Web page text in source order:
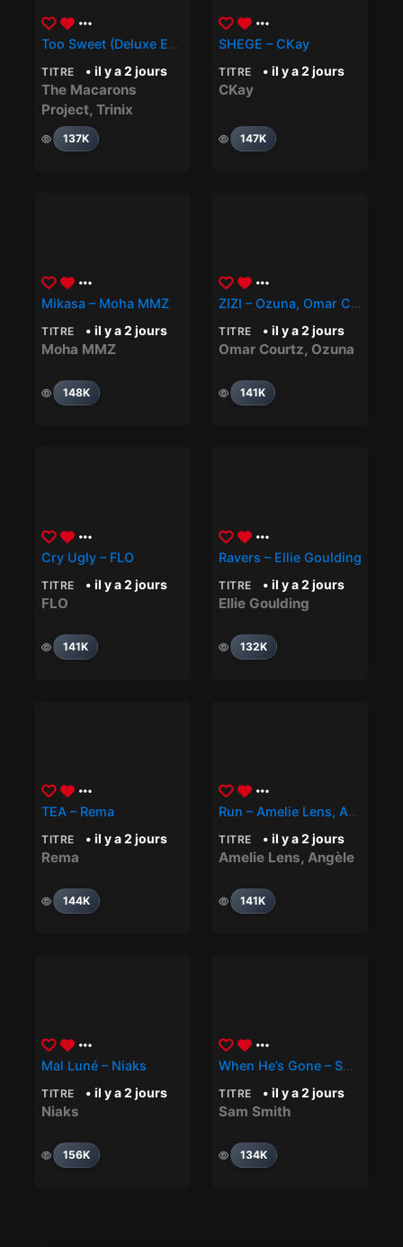
Too Sweet (Deluxe Edit) – Trinix, The Macarons Project
TITRE • il y a 2 jours
The Macarons
Project, Trinix
137K
SHEGE – CKay
TITRE • il y a 2 jours
CKay
147K
Mikasa – Moha MMZ
TITRE • il y a 2 jours
Moha MMZ
148K
ZIZI – Ozuna, Omar Courtz
TITRE • il y a 2 jours
Omar Courtz, Ozuna
141K
Cry Ugly – FLO
TITRE • il y a 2 jours
FLO
141K
Ravers – Ellie Goulding
TITRE • il y a 2 jours
Ellie Goulding
132K
TEA – Rema
TITRE • il y a 2 jours
Rema
144K
Run – Amelie Lens, Angèle
TITRE • il y a 2 jours
Amelie Lens, Angèle
141K
Mal Luné – Niaks
TITRE • il y a 2 jours
Niaks
156K
When He’s Gone – SAM SMITH
TITRE • il y a 2 jours
Sam Smith
134K